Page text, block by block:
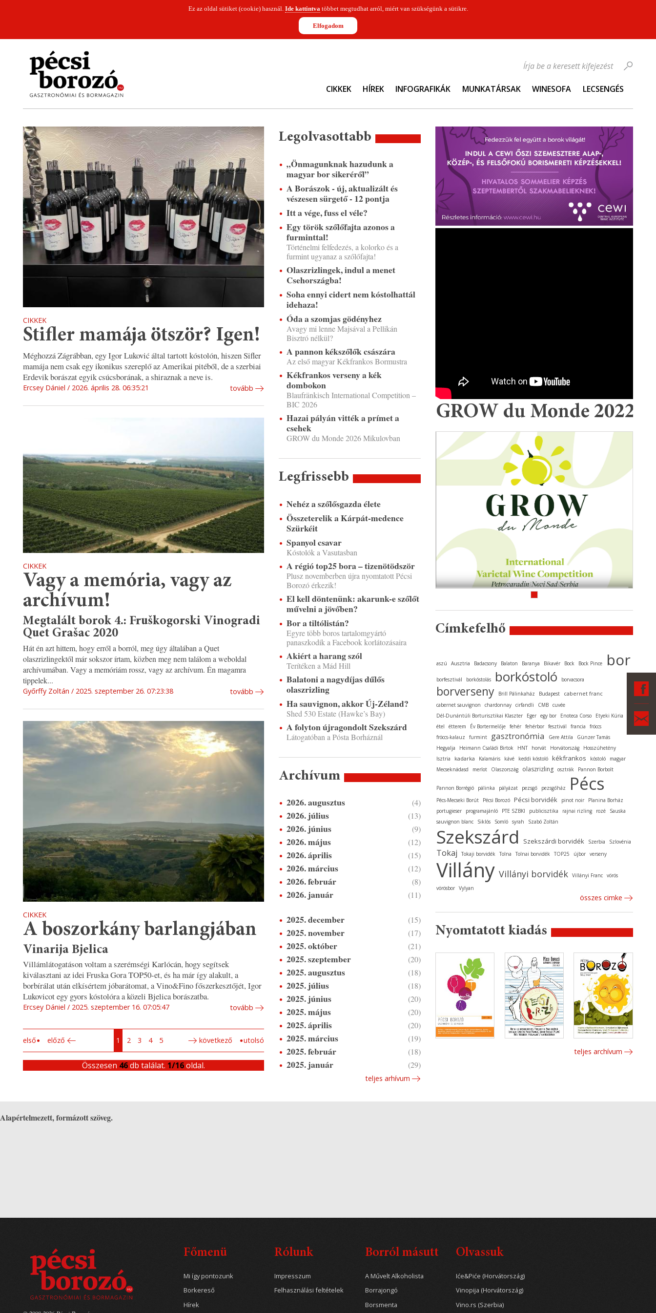
Ez az oldal sütiket (cookie) használ. Ide kattintvatöbbet megtudhat arról, miért van szükségünk a sütikre.
Elfogadom
CIKKEK HÍREK INFOGRAFIKÁK MUNKATÁRSAK WINESOFA LECSENGÉS
Írja be a keresett kifejezést
CIKKEK
Stifler mamája ötször? Igen!
Méghozzá Zágrábban, egy Igor Luković által tartott kóstolón, hiszen Sifler
mamája nem csak egy ikonikus szereplő az Amerikai pitéből, de a szerbiai
Erdevik borászat egyik csúcsborának, a shiraznak a neve is.
Ercsey Dániel 2026. április 28. 06:35:21 tovább
CIKKEK
Vagy a memória, vagy az
archívum!
Megtalált borok 4.: Fruškogorski Vinogradi
Quet Grašac 2020
Hát én azt hittem, hogy erről a borról, meg úgy általában a Quet
olaszrizlingektől már sokszor írtam, közben meg nem találom a weboldal
archívumában. Vagy a memóriám rossz, vagy az archívum. Én magamra
tippelek...
Győrffy Zoltán 2025. szeptember 26. 07:23:38 tovább
CIKKEK
A boszorkány barlangjában
Vinarija Bjelica
Villámlátogatáson voltam a szerémségi Karlócán, hogy segítsek
kiválasztani az idei Fruska Gora TOP50-et, és ha már így alakult, a
borbírálat után elkísértem jóbarátomat, a Vino&Fino főszerkesztőjét, Igor
Lukovicot egy gyors kóstolóra a közeli Bjelica borászatba.
Ercsey Dániel 2025. szeptember 16. 07:05:47 tovább
első előző 1 2 3 4 5 következő utolsó
Összesen 46db találat. 1/16oldal.
Legolvasottabb
„Önmagunknak hazudunk a
magyar bor sikeréről”
A Borászok - új, aktualizált és
vészesen sürgető - 12 pontja
Itt a vége, fuss el véle?
Egy török szőlőfajta azonos a
furminttal!
Történelmi felfedezés, a kolorko és a
furmint ugyanaz a szőlőfajta!
Olaszrizlingek, indul a menet
Csehországba!
Soha ennyi cidert nem kóstolhattál
idehaza!
Óda a szomjas gödényhez
Avagy mi lenne Majsával a Pellikán
Bisztró nélkül?
A pannon kékszőlők császára
Az első magyar Kékfrankos Bormustra
Kékfrankos verseny a kék
dombokon
Blaufränkisch International Competition –
BIC 2026
Hazai pályán vitték a prímet a
csehek
GROW du Monde 2026 Mikulovban
Legfrissebb
Nehéz a szőlősgazda élete
Összeterelik a Kárpát-medence
Szürkéit
Spanyol csavar
Kóstolók a Vasutasban
A régió top25 bora – tizenötödször
Plusz novemberben újra nyomtatott Pécsi
Borozó érkezik!
El kell döntenünk: akarunk-e szőlőt
művelni a jövőben?
Bor a tiltólistán?
Egyre több boros tartalomgyártó
panaszkodik a Facebook korlátozásaira
Akiért a harang szól
Terítéken a Mád Hill
Balatoni a nagydíjas dűlős
olaszrizling
Ha sauvignon, akkor Új-Zéland?
Shed 530 Estate (Hawke’s Bay)
A folyton újragondolt Szekszárd
Látogatóban a Pósta Borháznál
Archívum
2026. augusztus (4)
2026. július (13)
2026. június (9)
2026. május (12)
2026. április (15)
2026. március (12)
2026. február (8)
2026. január (11)
2025. december (15)
2025. november (17)
2025. október (21)
2025. szeptember (20)
2025. augusztus (18)
2025. július (18)
2025. június (20)
2025. május (20)
2025. április (20)
2025. március (19)
2025. február (18)
2025. január (29)
teljes arhívum
GROW du Monde 2022
Címkefelhő
aszú Ausztria Badacsony Balaton Baranya Bikavér Bock Bock Pince bor
borfesztivál borkóstolás borkóstoló borvacsora
borverseny Brill Pálinkaház Budapest cabernet franc
cabernet sauvignon chardonnay cirfandli CMB cuvée
Dél-Dunántúli Borturisztikai Klaszter
Eger egy bor Enoteca Corso
Etyeki Kúria
étel
étterem Év Bortermelője fehér fehérbor fesztivál francia
fröccs
fröccs-kalauz
furmint gasztronómia Gere Attila
Günzer Tamás
Hegyalja
Heimann Családi Birtok HNT horvát Horvátország
Hosszúhetény
Isztria
kadarka Kalamáris kávé keddi kóstoló kékfrankos kóstoló
magyar
Mecseknádasd
merlot Olaszország olaszrizling osztrák Pannon Borbolt
Pannon Borrégió pálinka pályázat pezsgő pezsgőház Pécs
Pécs-Mecseki Borút Pécsi Borozó Pécsi borvidék pinot noir
Planina Borház
portugieser
programajánló PTE SZBKI publicisztika rajnai rizling rozé
Sauska
sauvignon blanc
Siklós Somló syrah Szabó Zoltán
Szekszárd Szekszárdi borvidék Szerbia Szlovénia
Tokaj Tokaji borvidék Tolna Tolnai borvidék TOP25 újbor verseny
Villány Villányi borvidék Villányi Franc vörös
vörösbor Vylyan
összes cimke
Nyomtatott kiadás
teljes archívum
Alapértelmezett, formázott szöveg.
Főmenü
Mi így pontozunk
Borkereső
Hírek
Rólunk
Impresszum
Felhasználási feltételek
Borról másutt
A Művelt Alkoholista
Borrajongó
Borsmenta
Olvassuk
Iće&Piće (Horvátország)
Vinopija (Horvátország)
Vino.rs (Szerbia)